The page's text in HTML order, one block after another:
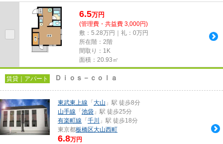
6.5万円
(管理費・共益費 3,000円)
敷：5.28万円｜礼：0万円
所在階：2階
間取り：1K
面積：20.93㎡
賃貸｜アパート Ｄｉｏｓ－ｃｏｌａ
東武東上線 「 大山 」駅 徒歩8分
山手線 「 池袋 」駅 徒歩25分
有楽町線 「 千川
」駅 徒歩18分
東京都板橋区大山西町
6.8万円